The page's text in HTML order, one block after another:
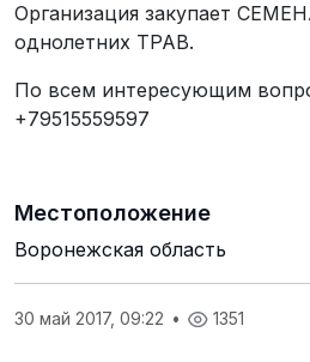
Организация закупает
однолетних ТРАВ.
По всем интересующим
+79515559597
Местоположение
Воронежская область
30 май 2017, 09:22 • 1351